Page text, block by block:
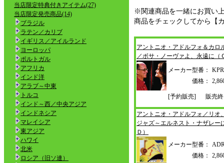
当店限定特典付きアイテム(27)
当店限定発売商品(14)
ブラジル
ラテン／カリブ
イギリス／アイルランド
ヨーロッパ
ポルトガル
アフリカ
インド洋
アラブ～中東
トルコ
インド～西／中央アジア
インドネシア
マレイシア
東アジア
ハワイ
北米
ロシア（旧ソ連）
※関連商品を一緒にお買い
商品をチェックしてから【
アントニオ・アドルフォ＆カロ
／ボサ・ノーヴァよ、永遠に（
メーカー型番：
価格：
[予約販売] 販売
アントニオ・アドルフォ／リオ
ジャズ～エルネスト・ナザレー
Ｄ）
メーカー型番：
価格：